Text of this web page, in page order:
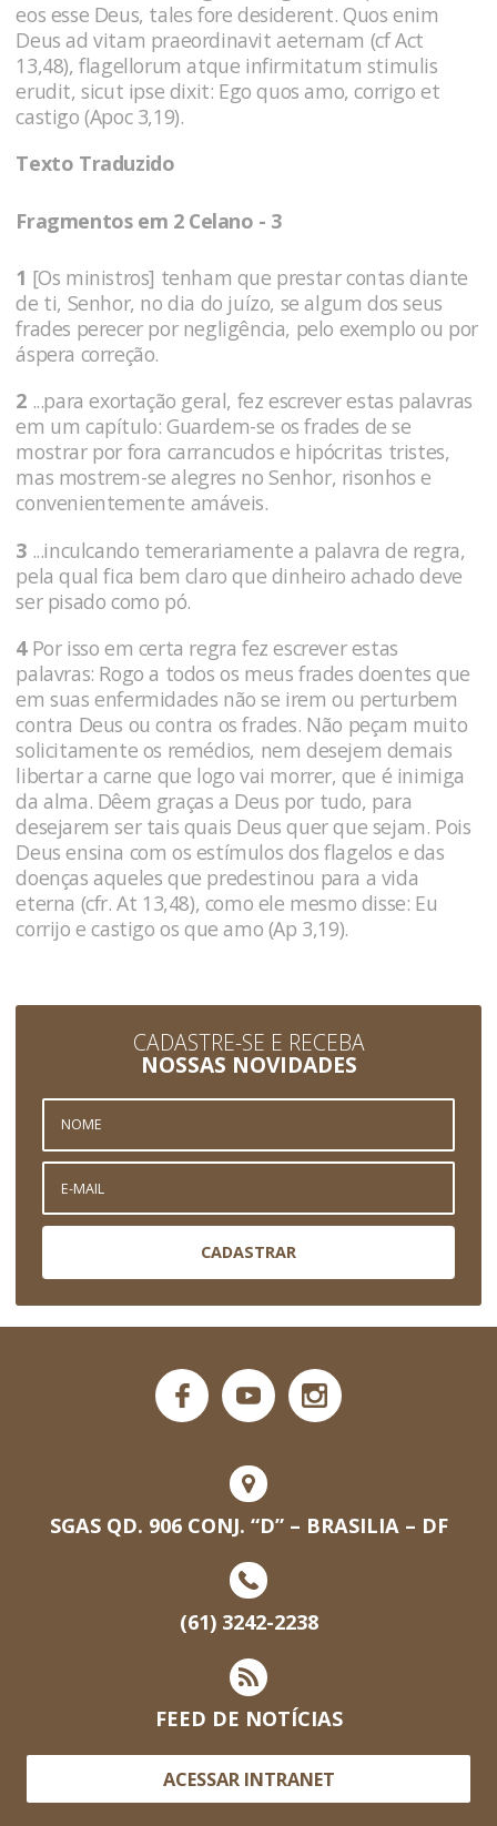
eos esse Deus, tales fore desiderent. Quos enim
Deus ad vitam praeordinavit aeternam (cf Act
13,48), flagellorum atque infirmitatum stimulis
erudit, sicut ipse dixit: Ego quos amo, corrigo et
castigo (Apoc 3,19).
Texto Traduzido
Fragmentos em 2 Celano - 3
1 [Os ministros] tenham que prestar contas diante
de ti, Senhor, no dia do juízo, se algum dos seus
frades perecer por negligência, pelo exemplo ou por
áspera correção.
2 ...para exortação geral, fez escrever estas palavras
em um capítulo: Guardem-se os frades de se
mostrar por fora carrancudos e hipócritas tristes,
mas mostrem-se alegres no Senhor, risonhos e
convenientemente amáveis.
3 ...inculcando temerariamente a palavra de regra,
pela qual fica bem claro que dinheiro achado deve
ser pisado como pó.
4Por isso em certa regra fez escrever estas
palavras: Rogo a todos os meus frades doentes que
em suas enfermidades não se irem ou perturbem
contra Deus ou contra os frades. Não peçam muito
solicitamente os remédios, nem desejem demais
libertar a carne que logo vai morrer, que é inimiga
da alma. Dêem graças a Deus por tudo, para
desejarem ser tais quais Deus quer que sejam. Pois
Deus ensina com os estímulos dos flagelos e das
doenças aqueles que predestinou para a vida
eterna (cfr. At 13,48), como ele mesmo disse: Eu
corrijo e castigo os que amo (Ap 3,19).
CADASTRE-SE E RECEBA
NOSSAS NOVIDADES
CADASTRAR
SGAS QD. 906 CONJ. “D” – BRASILIA – DF
(61) 3242-2238
FEED DE NOTÍCIAS
ACESSAR INTRANET